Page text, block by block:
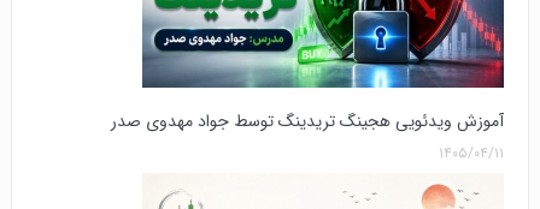
آموزش ویدئویی هجینگ تریدینگ توسط جواد مهدوی صدر
۱۴۰۵/۰۴/۱۱